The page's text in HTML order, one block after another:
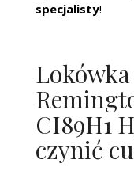
specjalisty!
Lokówka
CI89H1
czynić